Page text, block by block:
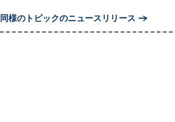
同様のトピックのニュースリリース